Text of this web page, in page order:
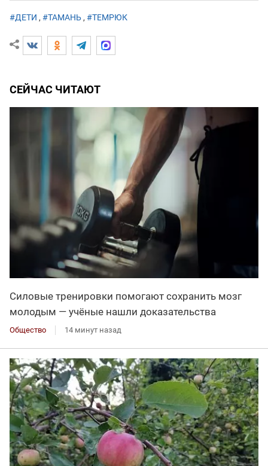
#ДЕТИ , #ТАМАНЬ, #ТЕМРЮК
СЕЙЧАС ЧИТАЮТ
Силовые тренировки помогают сохранить мозг
молодым — учёные нашли доказательства
Общество 14 минут назад